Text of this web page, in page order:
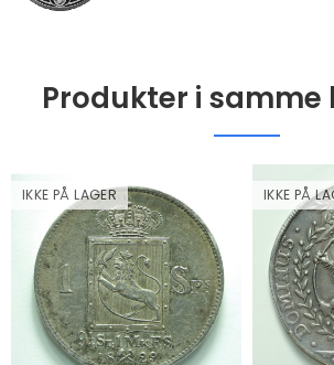
Produkter i samme
IKKE PÅ LAGER IKKE PÅ